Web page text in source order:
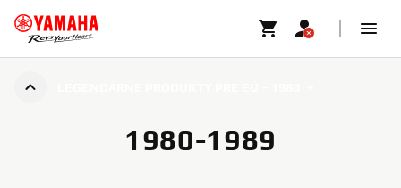
1980-1989